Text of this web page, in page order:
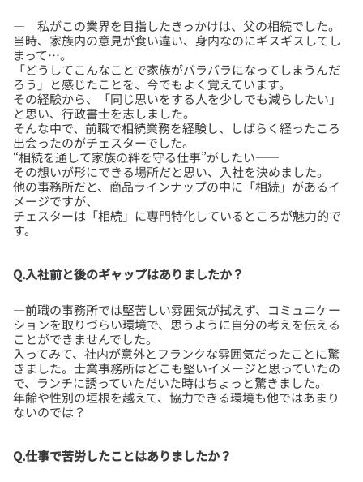
― 私がこの業界を目指したきっかけは、父の相続でした。
当時、家族内の意見が食い違い、身内なのにギスギスしてし
まって…。
「どうしてこんなことで家族がバラバラになってしまうんだ
ろう」と感じたことを、今でもよく覚えています。
その経験から、「同じ思いをする人を少しでも減らしたい」
と思い、行政書士を志しました。
そんな中で、前職で相続業務を経験し、しばらく経ったころ
出会ったのがチェスターでした。
“相続を通して家族の絆を守る仕事”がしたい——
その想いが形にできる場所だと思い、入社を決めました。
他の事務所だと、商品ラインナップの中に「相続」があるイ
メージですが、
チェスターは「相続」に専門特化しているところが魅力的で
Q.入社前と後のギャップはありましたか？
―前職の事務所では堅苦しい雰囲気が拭えず、コミュニケー
ションを取りづらい環境で、思うように自分の考えを伝える
ことができませんでした。
入ってみて、社内が意外とフランクな雰囲気だったことに驚
きました。士業事務所はどこも堅いイメージと思っていたの
で、ランチに誘っていただいた時はちょっと驚きました。
年齢や性別の垣根を越えて、協力できる環境も他ではあまり
Q.仕事で苦労したことはありましたか？